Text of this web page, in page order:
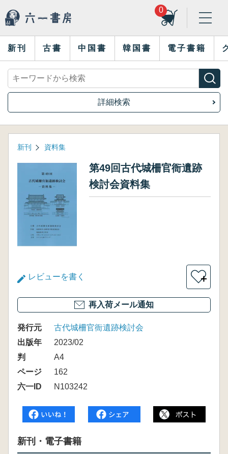
0
新刊 古書 中国書 韓国書 電子書籍
詳細検索
新刊 資料集
第49回古代城柵官衙遺跡
検討会資料集
レビューを書く ＋
再入荷メール通知
発行元
古代城柵官衙遺跡検討会
出版年
2023/02
判
A4
ページ
162
六一ID
N103242
新刊・電子書籍